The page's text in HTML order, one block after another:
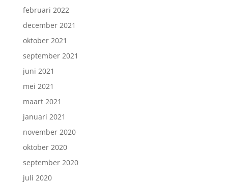
februari 2022
december 2021
oktober 2021
september 2021
juni 2021
mei 2021
maart 2021
januari 2021
november 2020
oktober 2020
september 2020
juli 2020